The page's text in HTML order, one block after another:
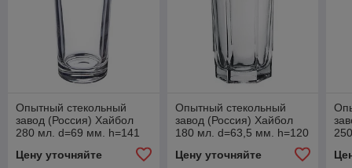
Опытный стекольный
завод (Россия) Хайбол
280 мл. d=69 мм. h=141
мм. Нью Йорк (Гладкий)
/24/1008/
Цену уточняйте
Опытный стекольный
завод (Россия) Хайбол
180 мл. d=63,5 мм. h=120
/30/1440/
Цену уточняйте